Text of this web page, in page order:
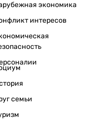
экономика
интересов
семьи